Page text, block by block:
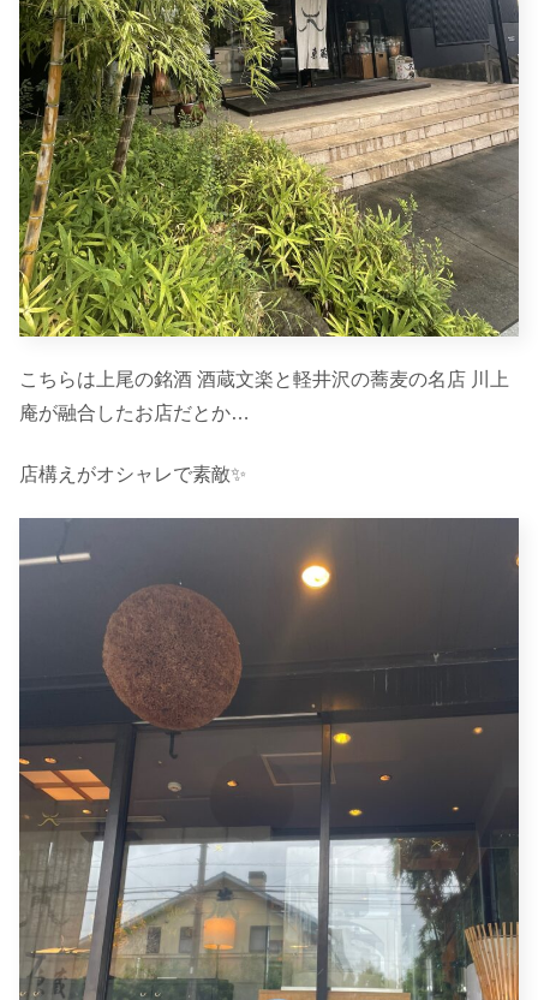
こちらは上尾の銘酒 酒蔵文楽と軽井沢の蕎麦の名店 川上
庵が融合したお店だとか…
店構えがオシャレで素敵✨